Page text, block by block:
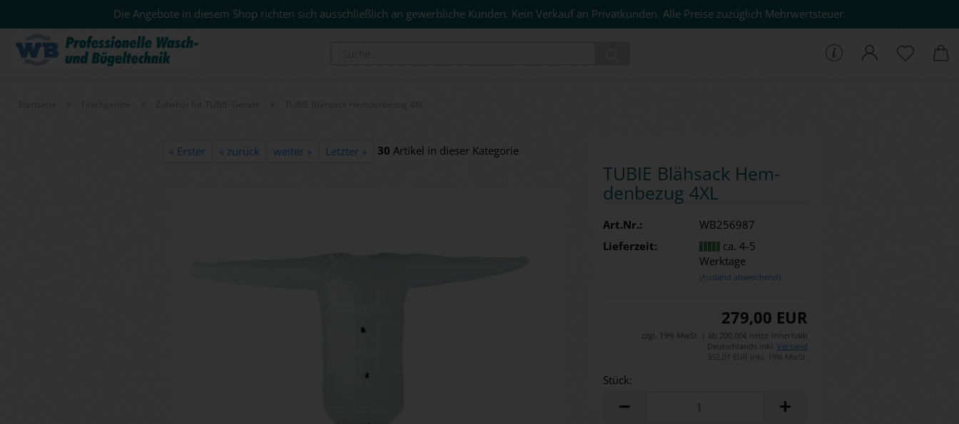
Die Angebote in diesem Shop richten sich ausschließlich an gewerbliche Kunden. Kein Verkauf an Privatkunden. Alle Preise zuzüglich Mehrwertsteuer.
« Erster « zurück weiter » Letzter » 30 Artikel in dieser Kategorie
TUBIE Bläh­sack Hem­
den­be­zug 4XL
Art.Nr.:
WB256987
Lieferzeit:
ca. 4-5
Werktage
(Ausland abweichend)
279,00 EUR
zzgl. 19% MwSt. | ab 200,00€ netto innerhalb
Deutschlands inkl. Versand
332,01 EUR inkl. 19% MwSt.
Stück:
Stück